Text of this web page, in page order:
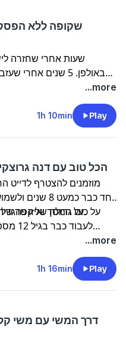
לרווקים המעוניינים
שלה היא הכי נהנית לבזבז
שקופה ללא
באולפן. 5 שנים
לנעלי ״הח״כית הצעירה
על כוס יין לבן היא
מאחותה
התמונה. מי חברי הכנסת
בגיל 40
...more
1h 10min Play
הכל טוב עם דנה
מוזמנים להצטרף לדייט
יחד כבר כמעט
על המסך ואיזו טרגדיה אישית דווקא גרמה לקירוב ביניהן.
על כוס גדולה של קפה
להגיד ״לא״ להצעת
מהרופא שהובילה אותה
לראשונה על מוות,
דווקא קנאית כמוה
...more
1h 16min Play
דרך המשי עם משי